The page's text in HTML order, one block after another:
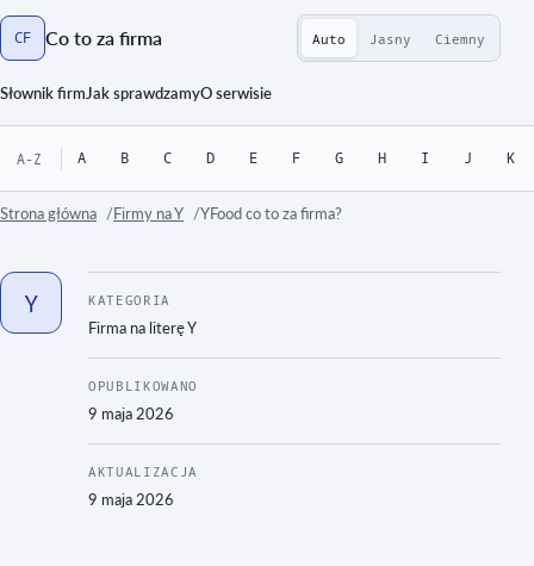
CF Co to za firma
Strona główna
Słownik firmJak sprawdzamyO serwisie
Auto Jasny Ciemny
A-Z A B C D E F G H I J K
Strona główna Firmy na Y YFood co to za firma?
Y KATEGORIA
Firma na literęY
OPUBLIKOWANO
9 maja 2026
AKTUALIZACJA
9 maja 2026